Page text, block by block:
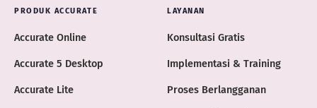
PRODUK ACCURATE
Accurate Online
Accurate 5 Desktop
Accurate Lite
LAYANAN
Konsultasi Gratis
Implementasi & Training
Proses Berlangganan